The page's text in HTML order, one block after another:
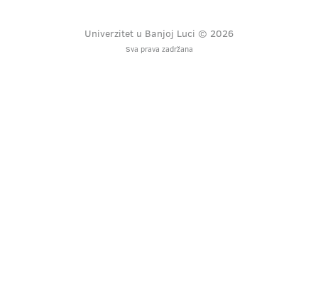
Univerzitet u Banjoj Luci © 2026
Sva prava zadržana